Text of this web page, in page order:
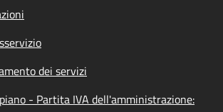
dei servizi
- Partita IVA dell'amministrazione: